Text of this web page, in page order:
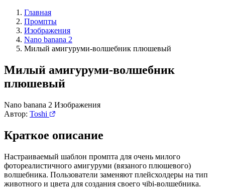
Главная
Промпты
Изображения
Nano banana 2
Милый амигуруми-волшебник плюшевый
Милый амигуруми-волшебник
плюшевый
Nano banana 2 Изображения
Автор: Toshi
Краткое описание
Настраиваемый шаблон промпта для очень милого
фотореалистичного амигуруми (вязаного плюшевого)
волшебника. Пользователи заменяют плейсхолдеры на тип
животного и цвета для создания своего чibi-волшебника.